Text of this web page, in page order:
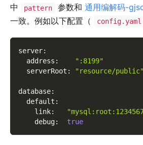
中
pattern 参数和 通用编解码-
一致。例如以下配置（
config.yaml
server:
address :
":8199"
serverRoot : "resource/public"
database:
default :
link:
debug: true